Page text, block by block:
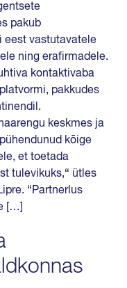
pakub
eest vastutavatele
ning erafirmadele.
kontaktivaba
pakkudes
keskmes ja
kõige
et toetada
tulevikuks,“ ütles
“Partnerlus
[…]